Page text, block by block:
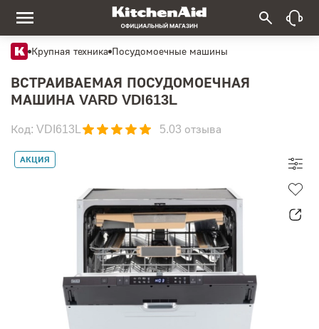
Крупная техника Посудомоечные машины
ВСТРАИВАЕМАЯ ПОСУДОМОЕЧНАЯ
МАШИНА VARD VDI613L
Код: VDI613L 5.03 отзыва
АКЦИЯ